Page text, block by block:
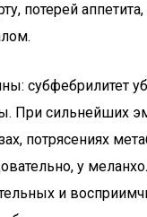
потерей
субфебрилитет
При сильнейших
потрясениях
у
и